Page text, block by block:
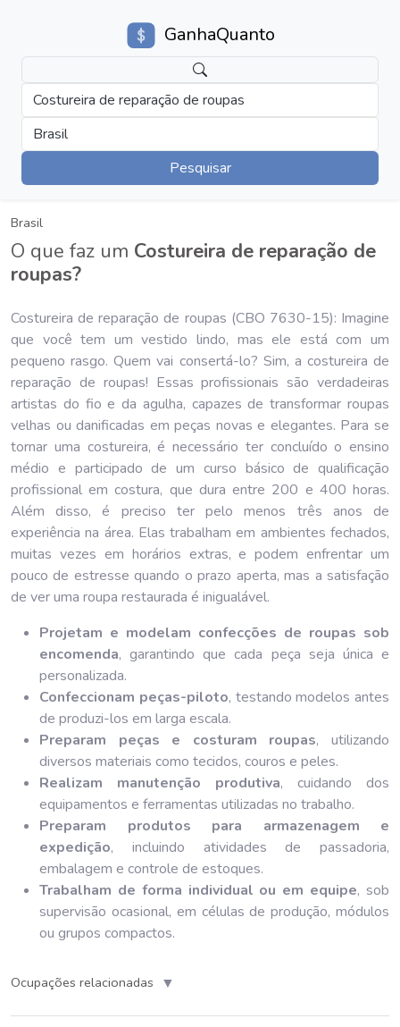
GanhaQuanto
Costureira de reparação de roupas
Brasil
Pesquisar
Brasil
O que faz um Costureira de reparação de
roupas?
Costureira de reparação de roupas (CBO 7630-15): Imagine
que você tem um vestido lindo, mas ele está com um
pequeno rasgo. Quem vai consertá-lo? Sim, a costureira de
reparação de roupas! Essas profissionais são verdadeiras
artistas do fio e da agulha, capazes de transformar roupas
velhas ou danificadas em peças novas e elegantes. Para se
tornar uma costureira, é necessário ter concluído o ensino
médio e participado de um curso básico de qualificação
profissional em costura, que dura entre 200 e 400 horas.
Além disso, é preciso ter pelo menos três anos de
experiência na área. Elas trabalham em ambientes fechados,
muitas vezes em horários extras, e podem enfrentar um
pouco de estresse quando o prazo aperta, mas a satisfação
de ver uma roupa restaurada é inigualável.
Projetam e modelam confecções de roupas sob
encomenda, garantindo que cada peça seja única e
personalizada.
Confeccionam peças-piloto, testando modelos antes
de produzi-los em larga escala.
Preparam peças e costuram roupas, utilizando
diversos materiais como tecidos, couros e peles.
Realizam manutenção produtiva, cuidando dos
equipamentos e ferramentas utilizadas no trabalho.
Preparam produtos para armazenagem e
expedição, incluindo atividades de passadoria,
embalagem e controle de estoques.
Trabalham de forma individual ou em equipe, sob
supervisão ocasional, em células de produção, módulos
ou grupos compactos.
Ocupações relacionadas ▼